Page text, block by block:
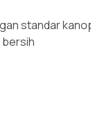
standar
bersih